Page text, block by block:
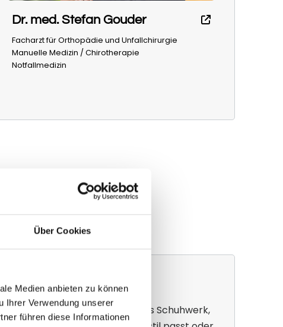
Über Cookies
Medien anbieten zu können
Ihrer Verwendung unserer
führen diese Informationen
Dr. med. Stefan Gouder
Facharzt für Orthopädie und Unfallchirurgie
Manuelle Medizin / Chirotherapie
Notfallmedizin
Schuhwerk und Laufstil
oft durch ungeeignetes Schuhwerk,